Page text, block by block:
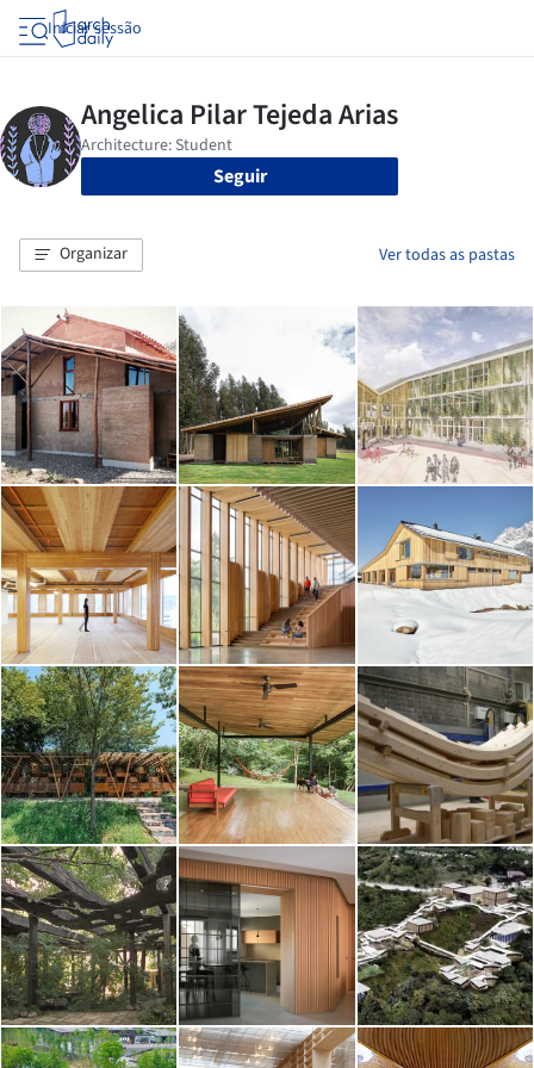
Iniciar sessão
Seguir
Organizar Ver todas as pastas